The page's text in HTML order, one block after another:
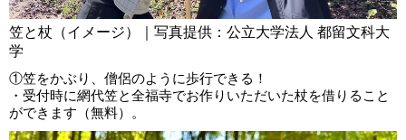
笠と杖（イメージ）｜写真提供：公立大学法人 都留文科大
学
①笠をかぶり、僧侶のように歩行できる！
・受付時に網代笠と全福寺でお作りいただいた杖を借りること
ができます（無料）。